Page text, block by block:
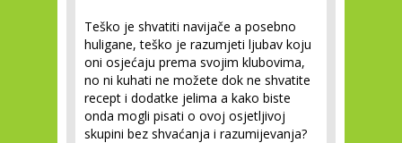
Teško je shvatiti navijače a posebno
huligane, teško je razumjeti ljubav koju
oni osjećaju prema svojim klubovima,
no ni kuhati ne možete dok ne shvatite
recept i dodatke jelima a kako biste
onda mogli pisati o ovoj osjetljivoj
skupini bez shvaćanja i razumijevanja?